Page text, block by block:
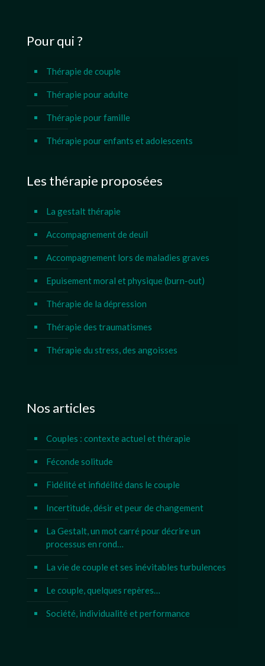
Pour qui ?
Thérapie de couple
Thérapie pour adulte
Thérapie pour famille
Thérapie pour enfants et adolescents
Les thérapie proposées
La gestalt thérapie
Accompagnement de deuil
Accompagnement lors de maladies graves
Epuisement moral et physique (burn-out)
Thérapie de la dépression
Thérapie des traumatismes
Thérapie du stress, des angoisses
Nos articles
Couples : contexte actuel et thérapie
Féconde solitude
Fidélité et infidélité dans le couple
Incertitude, désir et peur de changement
La Gestalt, un mot carré pour décrire un
processus en rond…
La vie de couple et ses inévitables turbulences
Le couple, quelques repères…
Société, individualité et performance